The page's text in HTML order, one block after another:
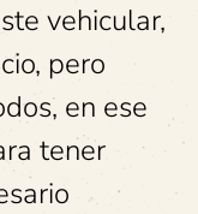
vehicular,
pero
en ese
tener